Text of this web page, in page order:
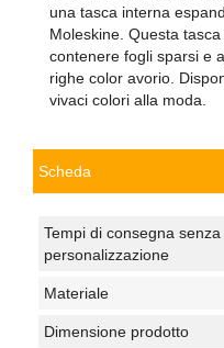
una tasca interna
Moleskine. Questa
contenere fogli sparsi e
righe color avorio.
vivaci colori alla moda.
Scheda
Tempi di consegna senza
personalizzazione
Materiale
Dimensione prodotto